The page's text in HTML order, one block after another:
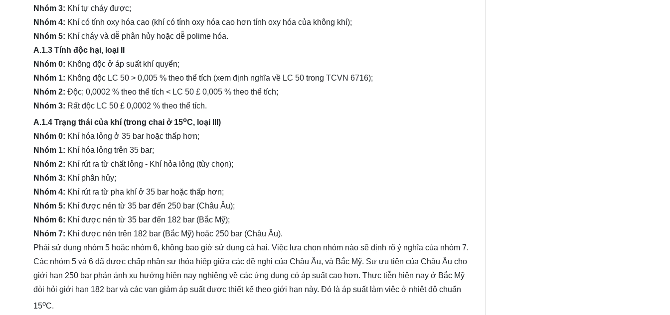
Nhóm 3: Khí tự cháy được;
Nhóm 4: Khí có tính oxy hóa cao (khí có tính oxy hóa cao hơn tính oxy hóa của không khí);
Nhóm 5: Khí cháy và dễ phân hủy hoặc dễ polime hóa.
A.1.3 Tính độc hại, loại II
Nhóm 0: Không độc ở áp suất khí quyển;
Nhóm 1: Không độc LC 50 > 0,005 % theo thể tích (xem định nghĩa về LC 50 trong TCVN 6716);
Nhóm 2: Độc; 0,0002 % theo thể tích < LC 50 £ 0,005 % theo thể tích;
Nhóm 3: Rất độc LC 50 £ 0,0002 % theo thể tích.
A.1.4 Trạng thái của khí (trong chai ở 15oC, loại III)
Nhóm 0: Khí hóa lỏng ở 35 bar hoặc thấp hơn;
Nhóm 1: Khí hóa lỏng trên 35 bar;
Nhóm 2: Khí rút ra từ chất lỏng - Khí hỏa lỏng (tùy chọn);
Nhóm 3: Khí phân hủy;
Nhóm 4: Khí rút ra từ pha khí ở 35 bar hoặc thấp hơn;
Nhóm 5: Khí được nén từ 35 bar đến 250 bar (Châu Âu);
Nhóm 6: Khí được nén từ 35 bar đến 182 bar (Bắc Mỹ);
Nhóm 7: Khí được nén trên 182 bar (Bắc Mỹ) hoặc 250 bar (Châu Âu).
Phải sử dụng nhóm 5 hoặc nhóm 6, không bao giờ sử dụng cả hai. Việc lựa chọn nhóm nào sẽ định rõ ý nghĩa của nhóm 7.
Các nhóm 5 và 6 đã được chấp nhận sự thỏa hiệp giữa các đề nghị của Châu Âu, và Bắc Mỹ. Sự ưu tiên của Châu Âu cho
giới hạn 250 bar phản ánh xu hướng hiện nay nghiêng về các ứng dụng có áp suất cao hơn. Thực tiễn hiện nay ở Bắc Mỹ
đòi hỏi giới hạn 182 bar và các van giảm áp suất được thiết kế theo giới hạn này. Đó là áp suất làm việc ở nhiệt độ chuẩn
15oC.